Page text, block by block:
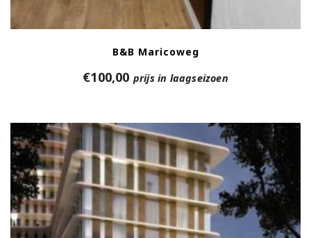
B&B Maricoweg
€100,00 prijs in laagseizoen